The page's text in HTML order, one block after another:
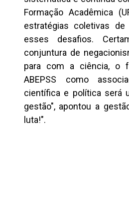
Formação Acadêmica
estratégias coletivas de
esses desafios.
conjuntura de
para com a ciência, o
ABEPSS como
científica e política será
gestão", apontou a
luta!".